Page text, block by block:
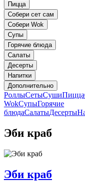
Пицца
Собери сет сам
Собери Wok
Супы
Горячие блюда
Салаты
Десерты
Напитки
Дополнительно
РоллыСетыСушиПицца
WokСупыГорячие
блюдаСалатыДесерты
Эби краб
Эби краб